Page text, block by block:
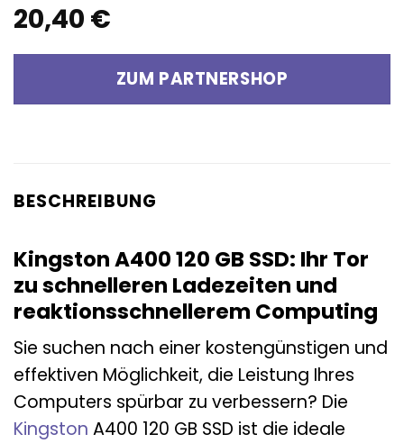
20,40 €
ZUM PARTNERSHOP
BESCHREIBUNG
Kingston A400 120 GB SSD: Ihr Tor
zu schnelleren Ladezeiten und
reaktionsschnellerem Computing
Sie suchen nach einer kostengünstigen und
effektiven Möglichkeit, die Leistung Ihres
Computers spürbar zu verbessern? Die
Kingston A400 120 GB SSD ist die ideale